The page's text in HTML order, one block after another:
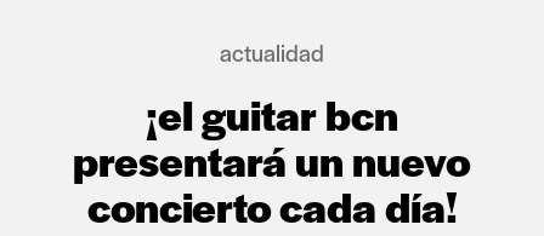
actualidad
¡el guitar bcn
presentará un nuevo
concierto cada día!